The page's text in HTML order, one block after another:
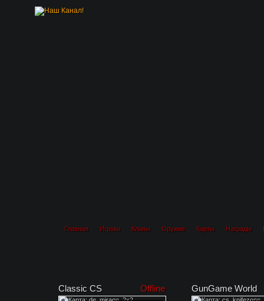
Главная Игроки Кланы Оружие Карты Награды
Classic CS Offline GunGame World